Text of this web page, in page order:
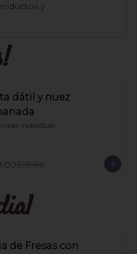
y
dátil y nuez
individual
$95.00
de Fresas con